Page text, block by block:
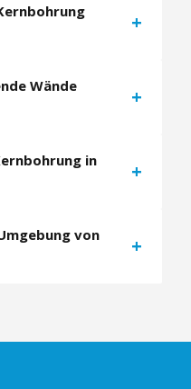
+
Wände
+
in
+
von
+